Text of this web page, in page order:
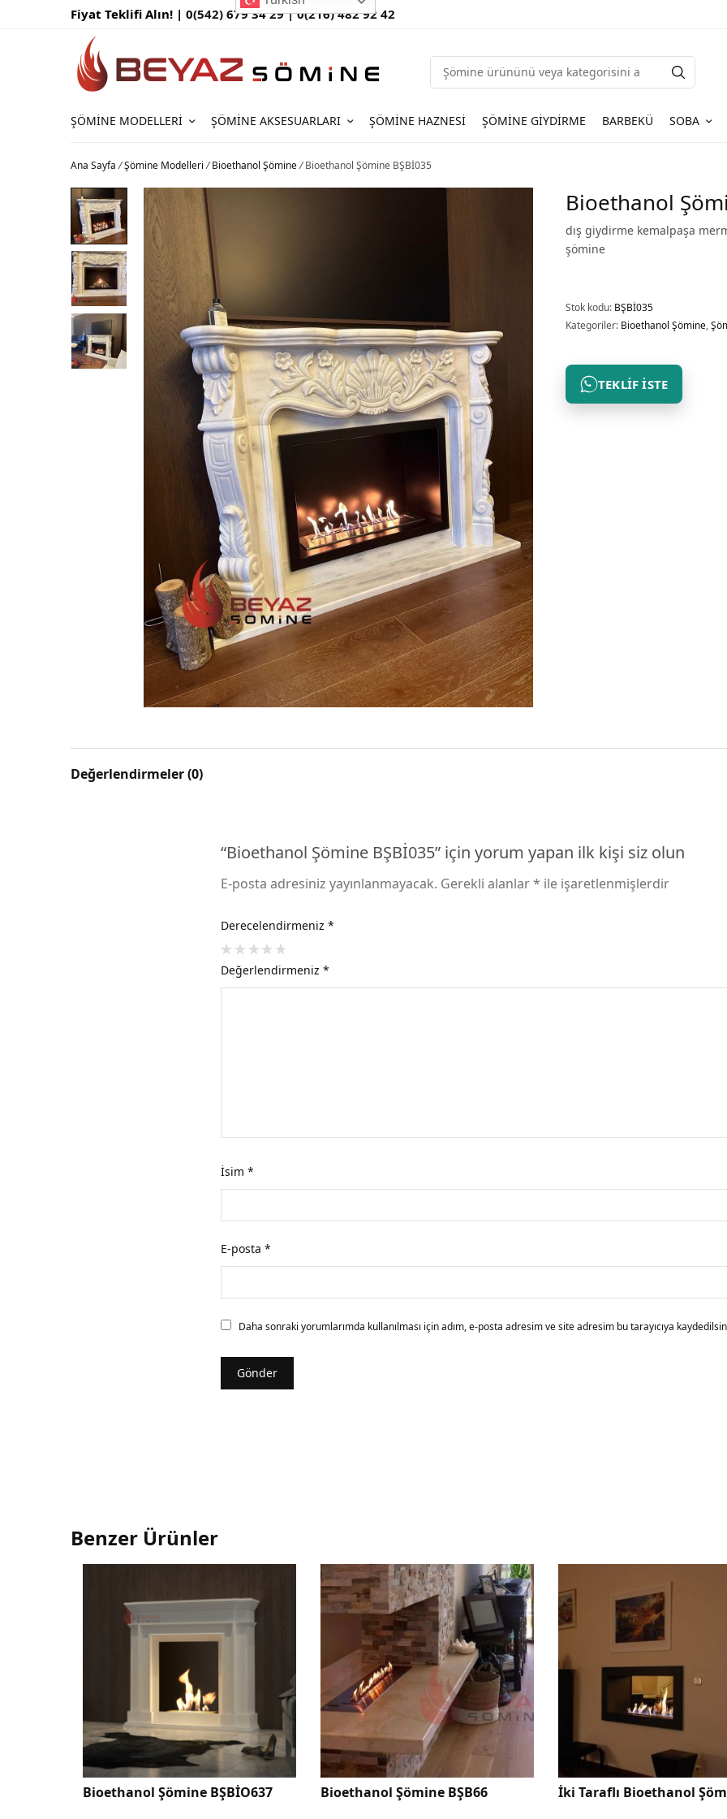
Fiyat Teklifi Alın! |0(542) 679 34 29 |0(216) 482 92 42
ŞÖMINE MODELLERI ŞÖMINE AKSESUARLARI ŞÖMINE HAZNESI ŞÖMINE GIYDIRME BARBEKÜ SOBA
Ana Sayfa /Şömine Modelleri / Bioethanol Şömine/Bioethanol Şömine BŞBİ035
Bioethanol
dış giydirme kemalpaşa
şömine
Stok kodu: BŞBİ035
Kategoriler: Bioethanol Şömine,
TEKLIF İSTE
Değerlendirmeler (0)
“Bioethanol Şömine BŞBİ035” için yorum yapan ilk kişi siz olun
E-posta adresiniz yayınlanmayacak. Gerekli alanlar* ile işaretlenmişlerdir
Derecelendirmeniz *
Değerlendirmeniz*
İsim*
E-posta*
Daha sonraki yorumlarımda kullanılması için adım, e-posta adresim ve site adresim bu tarayıcıya
Benzer Ürünler
Bioethanol Şömine BŞBİO637 Bioethanol Şömine BŞB66 İki Taraflı Bioethanol